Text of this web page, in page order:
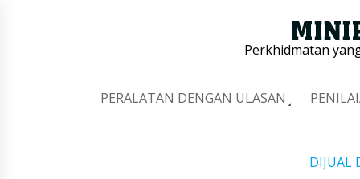
Perkhidmatan
PERALATAN DENGAN ULASAN
DIJUAL